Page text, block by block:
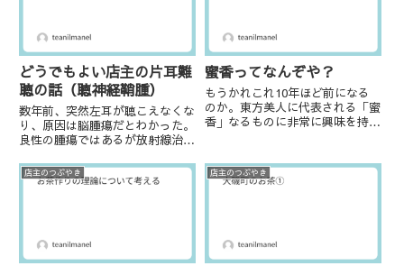
どうでもよい店主の片耳難
聴の話（聴神経鞘腫）
数年前、突然左耳が聴こえなくな
り、原因は脳腫瘍だとわかった。
良性の腫瘍ではあるが放射線治療
脳幹や小脳を圧迫している。結局
外科手術を受けることになった。
蜜香ってなんぞや？
もうかれこれ10年ほど前になる
のか。東方美人に代表される「蜜
香」なるものに非常に興味を持っ
くその言葉を見かけたからだと思
う。当時（一応）紅茶専門店店主
店主のつぶやき 店主のつぶやき